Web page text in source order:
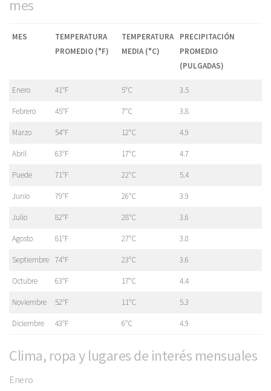
mes
MES
TEMPERATURA
PROMEDIO (°F)
TEMPERATURA
MEDIA (°C)
PRECIPITACIÓN
PROMEDIO
(PULGADAS)
Enero 41°F 5°C 3.5
Febrero 45°F 7°C 3.8
Marzo 54°F 12°C 4.9
Abril 63°F 17°C 4.7
Puede 71°F 22°C 5.4
Junio 79°F 26°C 3.9
Julio 82°F 28°C 3.6
Agosto 81°F 27°C 3.0
Septiembre 74°F 23°C 3.6
Octubre 63°F 17°C 4.4
Noviembre 52°F 11°C 5.3
Diciembre 43°F 6°C 4.9
Clima, ropa y lugares de interés mensuales
Enero